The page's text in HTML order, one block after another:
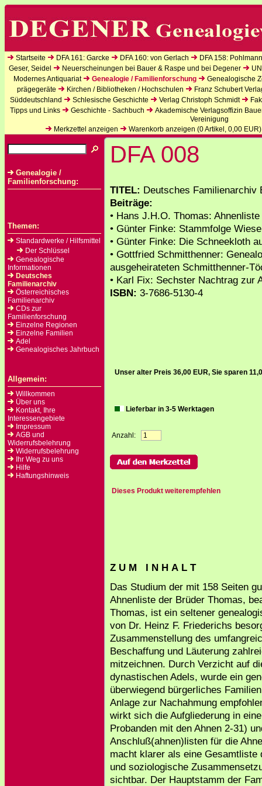
Startseite DFA 161: Garcke DFA 160: von Gerlach
DFA 158:
Geser, Seidel
Neuerscheinungen bei Bauer & Raspe und bei Degener
Modernes Antiquariat
Genealogie / Familienforschung
Genealogische
prägegeräte
Kirchen / Bibliotheken / Hochschulen
Franz Schubert
Süddeutschland
Schlesische Geschichte Verlag Christoph Schmidt
Tipps und Links
Geschichte - Sachbuch
Akademische Verlagsoffizin
Vereinigung
Merkzettel anzeigen
Warenkorb anzeigen (0Artikel, 0,00 EUR)
Genealogie /
Familienforschung:
Themen:
Standardwerke / Hilfsmittel
Der Schlüssel
Genealogische
Informationen
Deutsches
Familienarchiv
Österreichisches
Familienarchiv
CDs zur
Familienforschung
Einzelne Regionen
Einzelne Familien
Adel
Genealogisches Jahrbuch
Allgemein:
Willkommen
Über uns
Kontakt, Ihre
Interessengebiete
Impressum
AGB und
Widerrufsbelehrung
Widerrufsbelehrung
Ihr Weg zu uns
Hilfe
Haftungshinweis
DFA 008
TITEL: Deutsches Familienarchiv
Beiträge:
• Hans J.H.O. Thomas:
• Günter Finke: Stammfolge
• Günter Finke: Die Schneekloth
• Gottfried Schmitthenner:
ausgeheirateten Schmitthenner-
• Karl Fix: Sechster Nachtrag zur
ISBN: 3-7686-5130-4
Unser alter Preis 36,00 EUR, Sie sparen
Lieferbar in 3-5 Werktagen
Anzahl:
Dieses Produkt weiterempfehlen
Z U M I N H A L T
Das Studium der mit 158 Seiten
Ahnenliste der Brüder Thomas,
Thomas, ist ein seltener
von Dr. Heinz F. Friederichs
Zusammenstellung des
Beschaffung und Läuterung
mitzeichnen. Durch Verzicht auf
dynastischen Adels, wurde ein
überwiegend bürgerliches
Anlage zur Nachahmung
wirkt sich die Aufgliederung in
Probanden mit den Ahnen 2-31)
Anschluß(ahnen)listen für die
macht klarer als eine
und soziologische
sichtbar. Der Hauptstamm der